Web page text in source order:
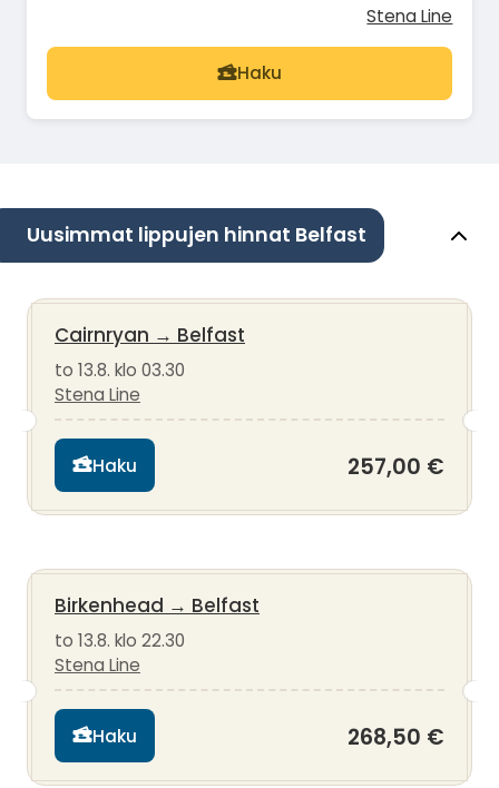
Stena Line
Haku
Uusimmat lippujen hinnat Belfast
Cairnryan → Belfast
to 13.8. klo 03.30
Stena Line
Haku 257,00 €
Birkenhead → Belfast
to 13.8. klo 22.30
Stena Line
Haku 268,50 €